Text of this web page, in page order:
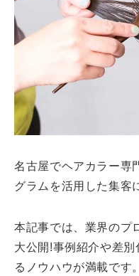
名古屋でヘアカラー専
グラムを活用した集客
本記事では、業界のプ
大公開!事例紹介や差
るノウハウが満載です